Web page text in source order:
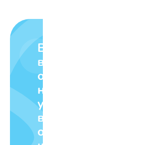
Влюбляем
в
обучение
на
уроках
в
онлайн-